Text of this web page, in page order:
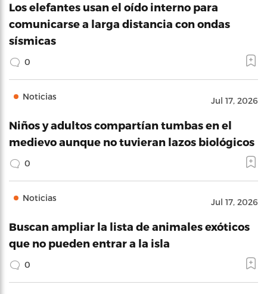
Los elefantes usan el oído interno para
comunicarse a larga distancia con ondas
sísmicas
0
Noticias Jul 17, 2026
Niños y adultos compartían tumbas en el
medievo aunque no tuvieran lazos biológicos
0
Noticias Jul 17, 2026
Buscan ampliar la lista de animales exóticos
que no pueden entrar a la isla
0